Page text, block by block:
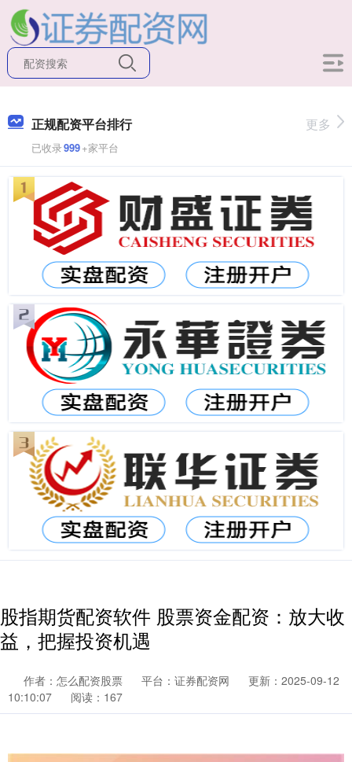
正规配资平台排行
已收录999+家平台
更多
股指期货配资软件 股票资金配资：放大收
益，把握投资机遇
作者：怎么配资股票 平台：证券配资网
更新：2025-09-12
10:10:07
阅读：167